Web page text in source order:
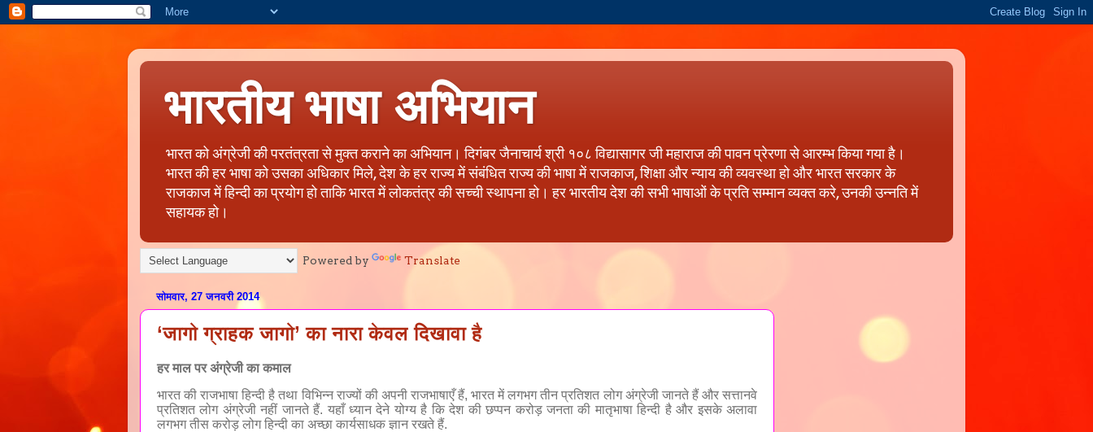
भारतीय भाषा अभियान
भारत को अंग्रेजी की परतंत्रता से मुक्त कराने का अभियान। दिगंबर जैनाचार्य श्री १०८ विद्यासागर जी महाराज की पावन प्रेरणा से आरम्भ किया गया है।
भारत की हर भाषा को उसका अधिकार मिले, देश के हर राज्य में संबंधित राज्य की भाषा में राजकाज, शिक्षा और न्याय की व्यवस्था हो और भारत सरकार के
राजकाज में हिन्दी का प्रयोग हो ताकि भारत में लोकतंत्र की सच्ची स्थापना हो। हर भारतीय देश की सभी भाषाओं के प्रति सम्मान व्यक्त करे, उनकी उन्नति में
सहायक हो।
Powered by Translate
सोमवार, 27 जनवरी 2014
‘जागो ग्राहक जागो’ का नारा केवल दिखावा है
हर माल पर अंग्रेजी का कमाल
भारत की राजभाषा हिन्दी है तथा विभिन्न राज्यों की अपनी राजभाषाएँ हैं,भारत में लगभग तीन प्रतिशत लोग अंग्रेजी जानते हैं और सत्तानवे
प्रतिशत लोग अंग्रेजी नहीं जानते हैं. यहाँ ध्यान देने योग्य है कि देश की छप्पन करोड़ जनता की मातृभाषा हिन्दी है और इसके अलावा
लगभग तीस करोड़ लोग हिन्दी का अच्छा कार्यसाधक ज्ञान रखते हैं.